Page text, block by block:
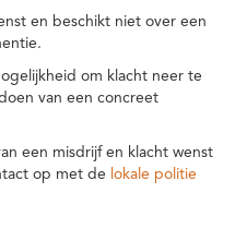
en beschikt niet over een
om klacht neer te
van een concreet
een misdrijf en klacht wenst
op met de lokale politie